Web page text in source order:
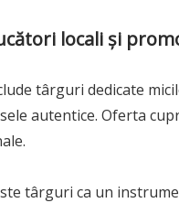
locali și
târguri dedicate
autentice. Oferta
târguri ca un